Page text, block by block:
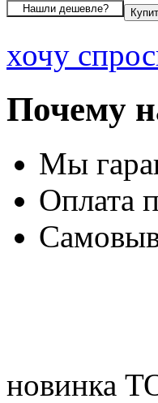
хочу
Почему
Мы
Оплата
новинка